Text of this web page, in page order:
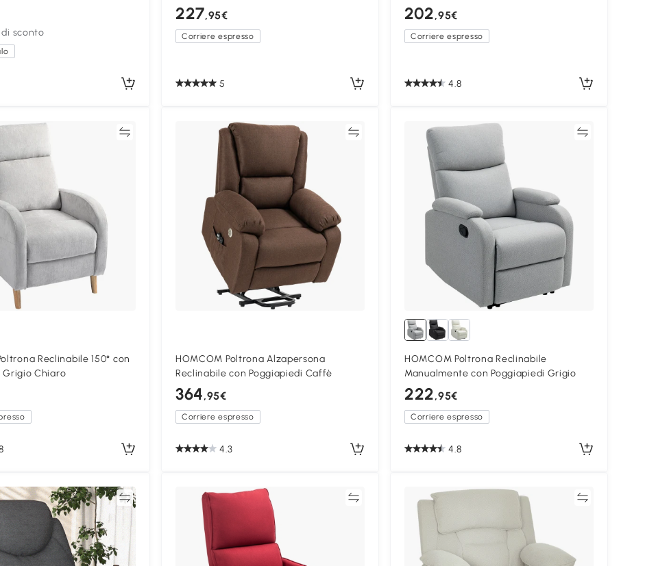
di sconto
227,95€
Corriere espresso
5
202,95€
Corriere espresso
4.8
Reclinabile 150° con
Grigio Chiaro
Confronta
HOMCOM Poltrona Alzapersona
Reclinabile con Poggiapiedi Caffè
364,95€
Corriere espresso
4.3
HOMCOM Poltrona Reclinabile
Manualmente con Poggiapiedi Grigio
222,95€
Corriere espresso
4.8
Confronta Confronta